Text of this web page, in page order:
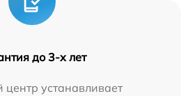
до 3-х лет
устанавливает